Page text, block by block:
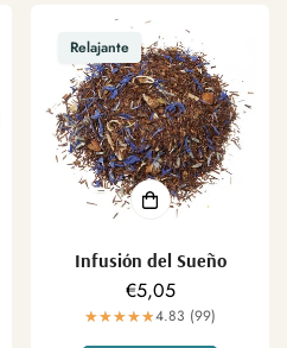
Relajante
Infusión del Sueño
Precio
regular
€5,05
4.83 (99)